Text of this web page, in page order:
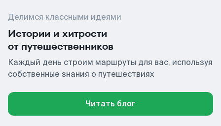
Делимся классными идеями
Истории и хитрости
от путешественников
Каждый день строим маршруты для вас, используя
собственные знания о путешествиях
Читать блог